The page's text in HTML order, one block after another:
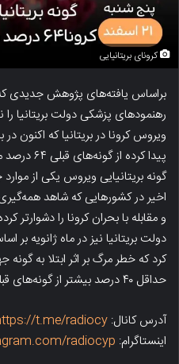
کرونای بریتانیایی
رهنمودهای پزشکی دولت بریتانیا
ویروس کرونا در بریتانیا که اکنون
پیدا کرده از گونه‌های قبلی ۶۴ درصد مرگبارتر است.
گونه بریتانیایی ویروس یکی از
اخیر در کشورهایی که شاهد
و مقابله با بحران کرونا را دشوارتر
دولت بریتانیا نیز در ماه ژانویه
کرد که خطر مرگ بر اثر ابتلا به
حداقل ۴۰ درصد بیشتر از گونه‌های قبلی است.
آدرس کانال:t.me/radiocy
اینستاگرام: radiocyp